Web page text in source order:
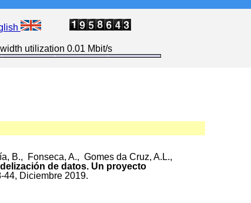
utilization 0.01 Mbit/s
B., Fonseca, A., Gomes da Cruz, A.L.,
de datos. Un proyecto
44, Diciembre 2019.